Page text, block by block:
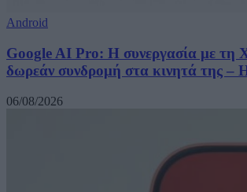
Android
Google AI Pro: Η συνεργασία με τη
δωρεάν συνδρομή στα κινητά της –
06/08/2026